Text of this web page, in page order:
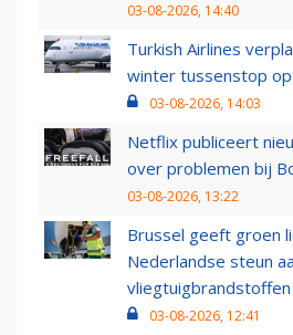
03-08-2026, 14:40
Turkish Airlines
winter tussenstop
03-08-2026, 14:03
Netflix publiceert
over problemen bij
03-08-2026, 13:22
Brussel geeft groen
Nederlandse steun
vliegtuigbrandstoffen
03-08-2026, 12:41